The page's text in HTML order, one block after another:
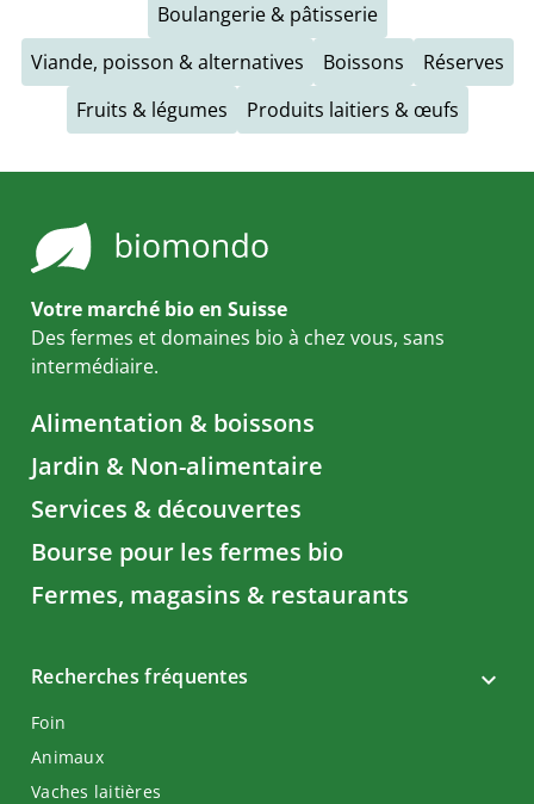
Boulangerie & pâtisserie
Viande, poisson & alternatives
Boissons
Réserves
Fruits & légumes
Produits laitiers & œufs
Votre marché bio en Suisse
Des fermes et domaines bio à chez vous, sans
intermédiaire.
Alimentation & boissons
Jardin & Non-alimentaire
Services & découvertes
Bourse pour les fermes bio
Fermes, magasins & restaurants
Recherches fréquentes
Foin
Animaux
Vaches laitières